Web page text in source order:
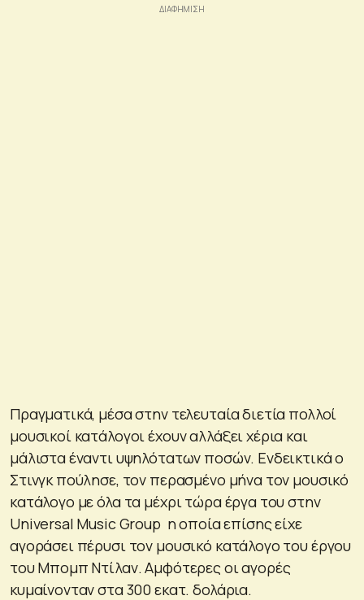
Πραγματικά, μέσα στην τελευταία διετία πολλοί
μουσικοί κατάλογοι έχουν αλλάξει χέρια και
μάλιστα έναντι υψηλότατων ποσών. Ενδεικτικά ο
Στινγκ πούλησε, τον περασμένο μήνα τον μουσικό
κατάλογο με όλα τα μέχρι τώρα έργα του στην
Universal Music Group η οποία επίσης είχε
αγοράσει πέρυσι τον μουσικό κατάλογο του έργου
του Μπομπ Ντίλαν. Αμφότερες οι αγορές
κυμαίνονταν στα 300 εκατ. δολάρια.